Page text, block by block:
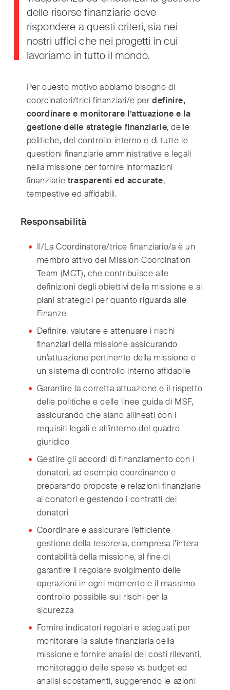
delle risorse finanziarie deve
rispondere a questi criteri, sia nei
nostri uffici che nei progetti in cui
lavoriamo in tutto il mondo.
Per questo motivo abbiamo bisogno di
coordinatori/trici finanziari/e perdefinire,
coordinare e monitorare l’attuazione e la
gestione delle strategie finanziarie, delle
politiche, del controllo interno e di tutte le
questioni finanziarie amministrative e legali
nella missione per fornire informazioni
finanziarie trasparenti ed accurate,
tempestive ed affidabili.
Responsabilità
Il/La Coordinatore/trice finanziario/a è un
membro attivo del Mission Coordination
Team (MCT), che contribuisce alle
definizioni degli obiettivi della missione e ai
piani strategici per quanto riguarda alle
Finanze
Definire, valutare e attenuare i rischi
finanziari della missione assicurando
un’attuazione pertinente della missione e
un sistema di controllo interno affidabile
Garantire la corretta attuazione e il rispetto
delle politiche e delle linee guida di MSF,
assicurando che siano allineati con i
requisiti legali e all’interno del quadro
giuridico
Gestire gli accordi di finanziamento con i
donatori, ad esempio coordinando e
preparando proposte e relazioni finanziarie
ai donatori e gestendo i contratti dei
donatori
Coordinare e assicurare l’efficiente
gestione della tesoreria, compresa l’intera
contabilità della missione, al fine di
garantire il regolare svolgimento delle
operazioni in ogni momento e il massimo
controllo possibile sui rischi per la
sicurezza
Fornire indicatori regolari e adeguati per
monitorare la salute finanziaria della
missione e fornire analisi dei costi rilevanti,
monitoraggio delle spese vs budget ed
analisi scostamenti, suggerendo le azioni
International (English)
Argentina
Belgium
Brazil (Português)
Canada (English/Français)
Czech Republic (Česky/English)
Denmark (Dansk)
France (Français)
Germany (Deutsch)
Hong Kong (繁體中文)
Ireland (English)
Italy (Italiano)
Japan (日本語)
Luxembourg (Français)
Mexico (Español)
Myanmar (English/ မြန်မာစာ)
Netherlands (Nederlands)
Norway (Norsk)
Russia (Русский)
South Africa (English)
South East Asia (汉语/English)
South Korea (한국어)
Spain (Español)
Sweden
Switzerland (Deutsch/Français)
(Türkiye)
United Kingdom (English)
United Arab Emirates
United States (English)